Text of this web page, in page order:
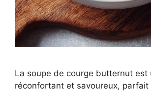
La soupe de courge butternut est
réconfortant et savoureux, parfait